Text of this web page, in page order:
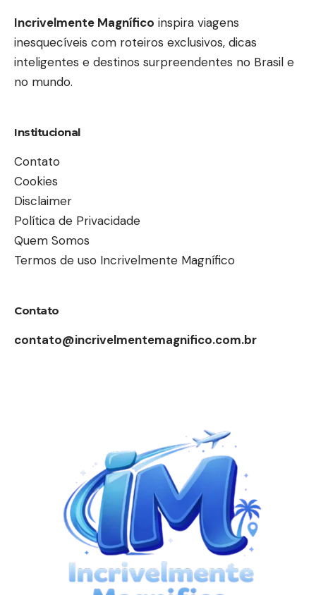
Incrivelmente Magnífico inspira viagens
inesquecíveis com roteiros exclusivos, dicas
inteligentes e destinos surpreendentes no Brasil e
no mundo.
Institucional
Contato
Cookies
Disclaimer
Política de Privacidade
Quem Somos
Termos de uso Incrivelmente Magnífico
Contato
contato@incrivelmentemagnifico.com.br